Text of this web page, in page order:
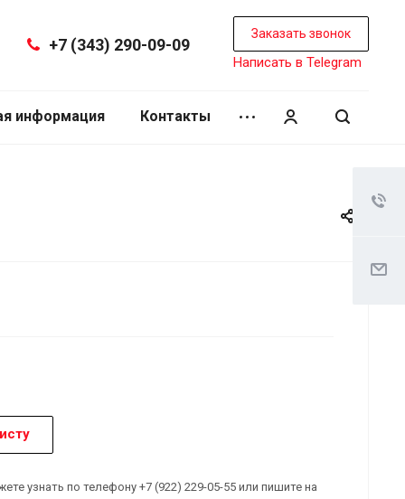
+7 (343) 290-09-09
Заказать звонок
Написать в Telegram
информация Контакты
узнать по телефону +7 (922) 229-05-55 или пишите на